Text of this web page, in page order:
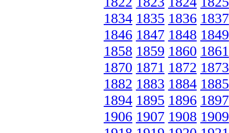
1834 1835 1836 1837
1846 1847 1848 1849
1858 1859 1860 1861
1870 1871 1872 1873
1882 1883 1884 1885
1894 1895 1896 1897
1906 1907 1908 1909